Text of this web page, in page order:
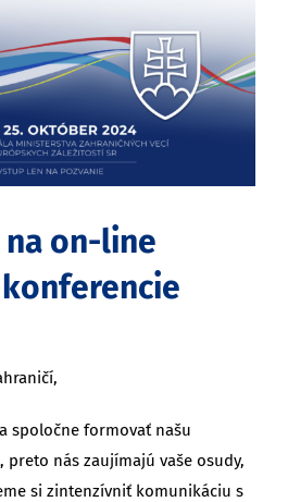
on-line
spoločne formovať našu
nás zaujímajú vaše osudy,
si zintenzívniť komunikáciu s